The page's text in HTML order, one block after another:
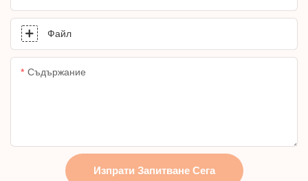
Файл
Съдържание
Изпрати Запитване Сега